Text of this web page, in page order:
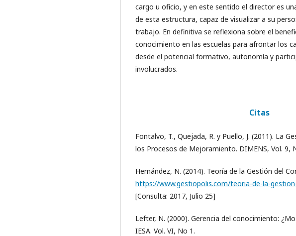
cargo u oficio, y en este sentido el director es
de esta estructura, capaz de visualizar a su
trabajo. En definitiva se reflexiona sobre el
conocimiento en las escuelas para afrontar los
desde el potencial formativo, autonomía y
involucrados.
Citas
Fontalvo, T., Quejada, R. y Puello, J. (2011). La
los Procesos de Mejoramiento. DIMENS, Vol. 9,
Hernández, N. (2014). Teoría de la Gestión del
https://www.gestiopolis.com/teoria-de-la-
[Consulta: 2017, Julio 25]
Lefter, N. (2000). Gerencia del conocimiento:
IESA. Vol. VI, No 1.